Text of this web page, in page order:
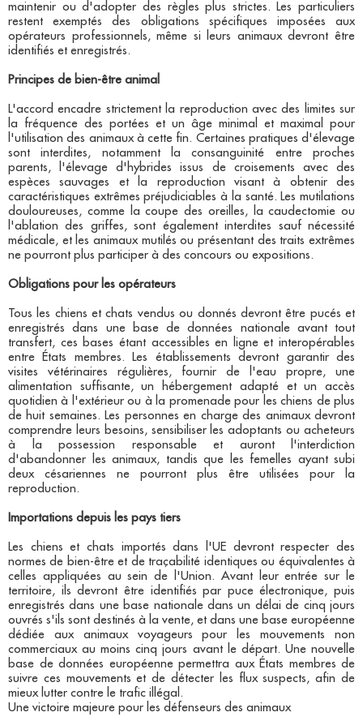
maintenir ou d'adopter des règles plus strictes. Les particuliers
restent exemptés des obligations spécifiques imposées aux
opérateurs professionnels, même si leurs animaux devront être
identifiés et enregistrés.​
Principes de bien-être animal
L'accord encadre strictement la reproduction avec des limites sur
la fréquence des portées et un âge minimal et maximal pour
l'utilisation des animaux à cette fin. Certaines pratiques d'élevage
sont interdites, notamment la consanguinité entre proches
parents, l'élevage d'hybrides issus de croisements avec des
espèces sauvages et la reproduction visant à obtenir des
caractéristiques extrêmes préjudiciables à la santé. Les mutilations
douloureuses, comme la coupe des oreilles, la caudectomie ou
l'ablation des griffes, sont également interdites sauf nécessité
médicale, et les animaux mutilés ou présentant des traits extrêmes
ne pourront plus participer à des concours ou expositions.​
Obligations pour les opérateurs
Tous les chiens et chats vendus ou donnés devront être pucés et
enregistrés dans une base de données nationale avant tout
transfert, ces bases étant accessibles en ligne et interopérables
entre États membres. Les établissements devront garantir des
visites vétérinaires régulières, fournir de l'eau propre, une
alimentation suffisante, un hébergement adapté et un accès
quotidien à l'extérieur ou à la promenade pour les chiens de plus
de huit semaines. Les personnes en charge des animaux devront
comprendre leurs besoins, sensibiliser les adoptants ou acheteurs
à la possession responsable et auront l'interdiction
d'abandonner les animaux, tandis que les femelles ayant subi
deux césariennes ne pourront plus être utilisées pour la
reproduction.​
Importations depuis les pays tiers
Les chiens et chats importés dans l'UE devront respecter des
normes de bien-être et de traçabilité identiques ou équivalentes à
celles appliquées au sein de l'Union. Avant leur entrée sur le
territoire, ils devront être identifiés par puce électronique, puis
enregistrés dans une base nationale dans un délai de cinq jours
ouvrés s'ils sont destinés à la vente, et dans une base européenne
dédiée aux animaux voyageurs pour les mouvements non
commerciaux au moins cinq jours avant le départ. Une nouvelle
base de données européenne permettra aux États membres de
suivre ces mouvements et de détecter les flux suspects, afin de
mieux lutter contre le trafic illégal.​
Une victoire majeure pour les défenseurs des animaux